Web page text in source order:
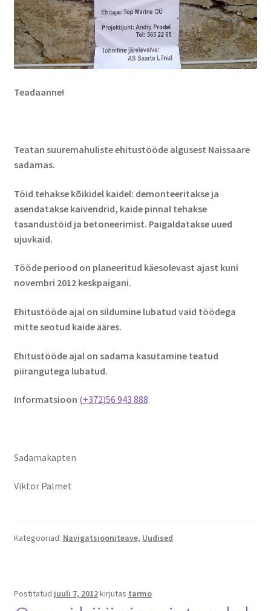
Teadaanne!
Teatan suuremahuliste ehitustööde algusest Naissaare
sadamas.
Töid tehakse kõikidel kaidel: demonteeritakse ja
asendatakse kaivendrid, kaide pinnal tehakse
tasandustöid ja betoneerimist. Paigaldatakse uued
ujuvkaid.
Tööde periood on planeeritud käesolevast ajast kuni
novembri 2012 keskpaigani.
Ehitustööde ajal on sildumine lubatud vaid töödega
mitte seotud kaide ääres.
Ehitustööde ajal on sadama kasutamine teatud
piirangutega lubatud.
Informatsioon (+372)56 943 888.
Sadamakapten
Viktor Palmet
Kategooriad: Navigatsiooniteave, Uudised
Postitatud juuli 7, 2012kirjutas tarmo